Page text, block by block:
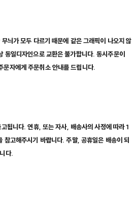
늬가 모두 다르기 때문에 같은 그래픽이 나오지 않
동일디자인으로 교환은 불가합니다. 동시주문이
문자에게 주문취소 안내를 드립니다.
됩니다. 연휴, 또는 자사, 배송사의 사정에 따라 1
고해주시기 바랍니다. 주말, 공휴일은 배송이 되
다.